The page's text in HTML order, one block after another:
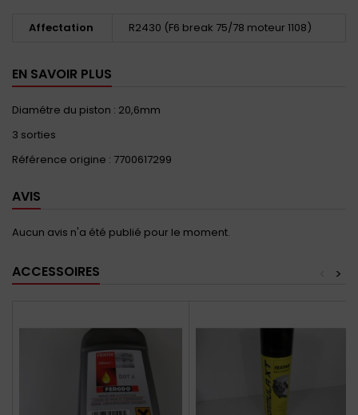
Affectation R2430 (F6 break 75/78 moteur 1108)
EN SAVOIR PLUS
Diamétre du piston : 20,6mm
3 sorties
Référence origine : 7700617299
AVIS
Aucun avis n'a été publié pour le moment.
ACCESSOIRES >